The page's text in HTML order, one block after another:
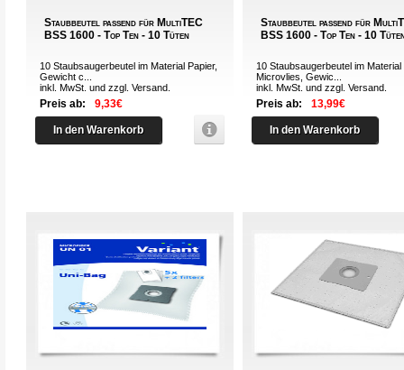
Staubbeutel passend für MultiTEC
BSS 1600 - Top Ten - 10 Tüten
10 Staubsaugerbeutel im Material Papier,
Gewicht c...
inkl. MwSt. und zzgl.Versand
Preis ab: 9,33€
In den Warenkorb
Staubbeutel passend für
BSS 1600 - Top Ten - 10
10 Staubsaugerbeutel im Material
Microvlies, Gewic...
inkl. MwSt. und zzgl.Versand
Preis ab: 13,99€
In den Warenkorb